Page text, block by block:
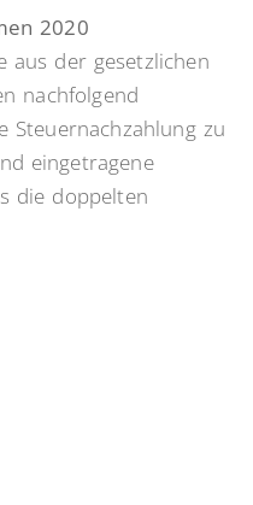
2020
aus der gesetzlichen
nachfolgend
Steuernachzahlung zu
eingetragene
die doppelten